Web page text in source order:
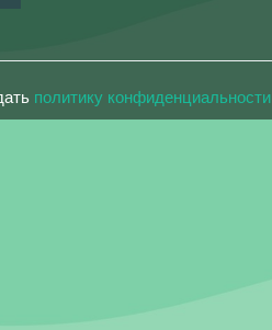
политику конфиденциальности